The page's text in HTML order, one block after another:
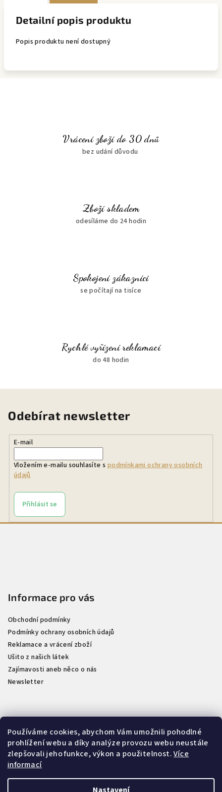
Používáme cookies, abychom Vám umožnili pohodlné
prohlížení webu a díky analýze provozu webu neustále
zlepšovali jeho funkce, výkon a použitelnost.Více
informací
Vrácení zboží do 30 dnů
bez udání důvodu
Zboží skladem
odesíláme do 24 hodin
Spokojení zákazníci
se počítají na tisíce
Rychlé vyřízení reklamací
do 48 hodin
Detailní popis produktu
Popis produktu není dostupný
Odebírat newsletter
E-mail
Vložením e-mailu souhlasíte s podmínkami ochrany osobních
údajů
Přihlásit se
Informace pro vás
Obchodní podmínky
Podmínky ochrany osobních údajů
Reklamace a vrácení zboží
Ušito z našich látek
Zajímavosti aneb něco o nás
Newsletter
Kontakt
info @naselatky.cz
733 712 333